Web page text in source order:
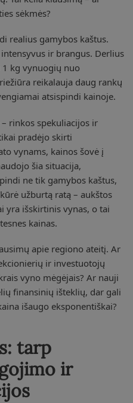
sėkmės?
realius gamybos kaštus.
ir brangus. Derlius
1 kg vynuogių nuo
reikalauja daug rankų
atsispindi kainoje.
rinkos spekuliacijos ir
pradėjo skirti
vynams, kainos šovė į
šia situacija,
ne tik gamybos kaštus,
užburtą ratą – aukštos
yra išskirtinis vynas, o tai
kainas.
apie regiono ateitį. Ar
ir investuotojų
vyno mėgėjais? Ar nauji
finansinių išteklių, dar gali
išaugo eksponentiškai?
tarp
ir